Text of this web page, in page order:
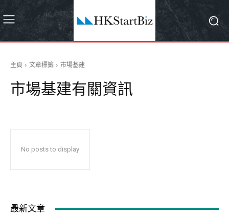
主頁 文章標籤 市場基建
市場基建有關資訊
No posts to display
最新文章